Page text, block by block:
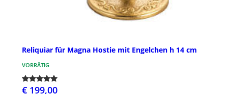
Reliquiar für Magna Hostie mit Engelchen h 14 cm
VORRÄTIG
€ 199,00